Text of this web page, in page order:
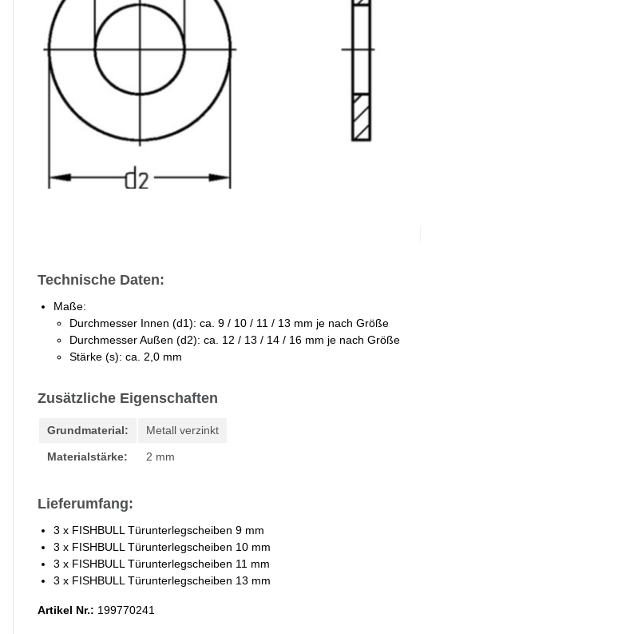
Technische Daten:
Maße:
Durchmesser Innen (d1): ca. 9 / 10 / 11 / 13 mm je nach Größe
Durchmesser Außen (d2): ca. 12 / 13 / 14 / 16 mm je nach Größe
Stärke (s): ca. 2,0 mm
Zusätzliche Eigenschaften
Grundmaterial: Metall verzinkt
Materialstärke: 2 mm
Lieferumfang:
3 x FISHBULL Türunterlegscheiben 9 mm
3 x FISHBULL Türunterlegscheiben 10 mm
3 x FISHBULL Türunterlegscheiben 11 mm
3 x FISHBULL Türunterlegscheiben 13 mm
Artikel Nr.: 199770241